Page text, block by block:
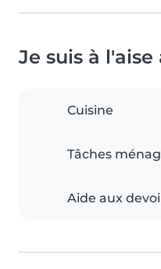
Je suis à l'aise
Cuisine
Tâches
Aide aux